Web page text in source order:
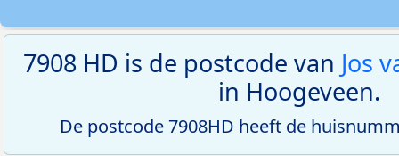
7908 HD is de postcode van Jos
in Hoogeveen.
De postcode 7908HD heeft de